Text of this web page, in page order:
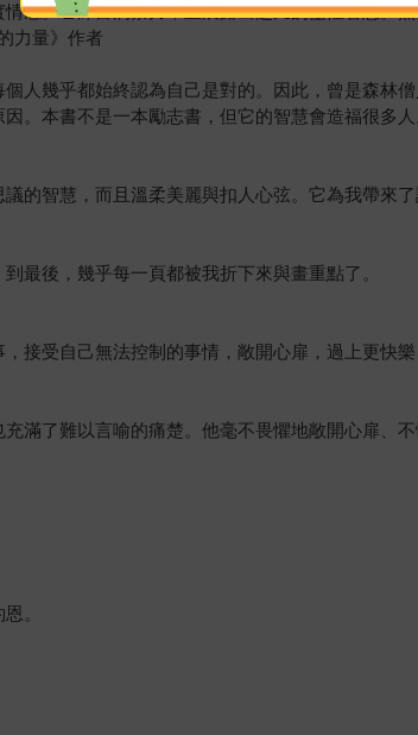
感。它深富洞察力，並展露出超凡的靈性智慧。
力量》作者
人幾乎都始終認為自己是對的。因此，曾是森林
。本書不是一本勵志書，但它的智慧會造福很多人
的智慧，而且溫柔美麗與扣人心弦。它為我帶來了
最後，幾乎每一頁都被我折下來與畫重點了。
接受自己無法控制的事情，敞開心扉，過上更快樂
滿了難以言喻的痛楚。他毫不畏懼地敞開心扉、
。